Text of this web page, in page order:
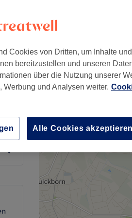
99 €
99 €
€
Cookies von Dritten, um Inhalte
bereitzustellen und unseren
über die Nutzung unserer
Werbung und Analysen weiter.
Alle Cookies akzeptieren